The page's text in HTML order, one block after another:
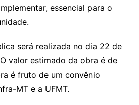
essencial para o
será realizada no dia 22 de
valor estimado da obra é de
é fruto de um convênio
MT e a UFMT.